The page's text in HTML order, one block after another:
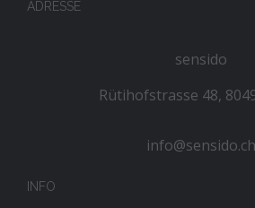
ADRESSE
sensido
Rütihofstrasse 48,
info@sensido.ch
INFO